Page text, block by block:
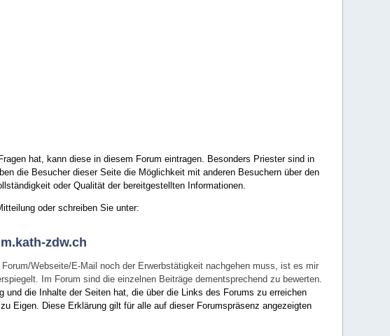
hat, kann diese in diesem Forum eintragen. Besonders Priester sind in
die Besucher dieser Seite die Möglichkeit mit anderen Besuchern über den
oder Qualität der bereitgestellten Informationen.
oder schreiben Sie unter:
zdw.ch
Webseite/E-Mail noch der Erwerbstätigkeit nachgehen muss, ist es mir
Im Forum sind die einzelnen Beiträge dementsprechend zu bewerten.
die Inhalte der Seiten hat, die über die Links des Forums zu erreichen
Eigen. Diese Erklärung gilt für alle auf dieser Forumspräsenz angezeigten